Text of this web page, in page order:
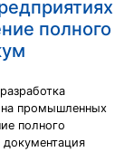
полного
на промышленных
полного